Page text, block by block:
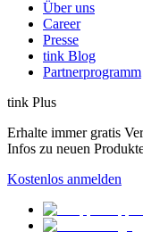
Über uns
Career
Presse
tink Blog
Partnerprogramm
tink Plus
Erhalte immer gratis
Infos zu neuen
Kostenlos anmelden